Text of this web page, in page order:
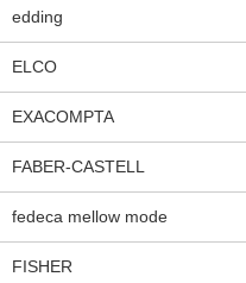
edding
ELCO
EXACOMPTA
FABER-CASTELL
fedeca mellow mode
FISHER